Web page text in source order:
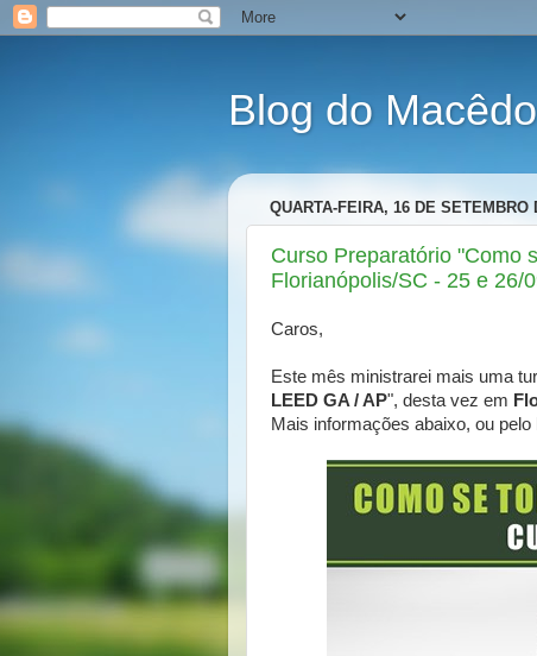
Blog do
QUARTA-FEIRA, 16 DE SETEMBRO
Curso Preparatório "Como
Florianópolis/SC - 25 e 26/
Caros,
Este mês ministrarei mais uma
LEED GA / AP", desta vez em
Mais informações abaixo, ou pelo